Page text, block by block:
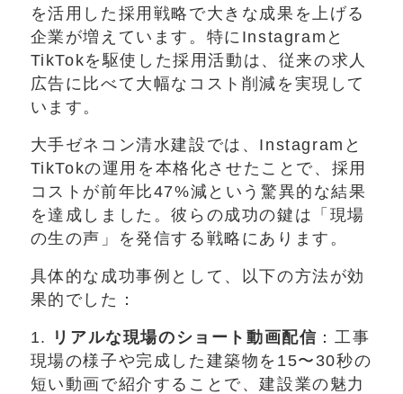
を活用した採用戦略で大きな成果を上げる
企業が増えています。特にInstagramと
TikTokを駆使した採用活動は、従来の求人
広告に比べて大幅なコスト削減を実現して
います。
大手ゼネコン清水建設では、Instagramと
TikTokの運用を本格化させたことで、採用
コストが前年比47%減という驚異的な結果
を達成しました。彼らの成功の鍵は「現場
の生の声」を発信する戦略にあります。
具体的な成功事例として、以下の方法が効
果的でした：
1. リアルな現場のショート動画配信 ：工事
現場の様子や完成した建築物を15〜30秒の
短い動画で紹介することで、建設業の魅力